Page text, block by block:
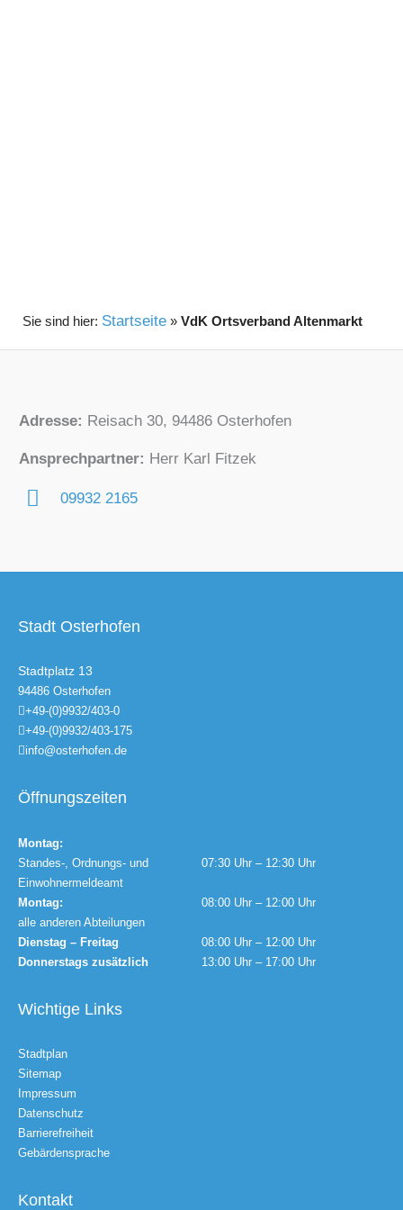
Startseite» VdK Ortsverband Altenmarkt
Adresse: Reisach 30, 94486 Osterhofen
Ansprechpartner: Herr Karl Fitzek
09932 2165
Stadt Osterhofen
Stadtplatz 13
94486 Osterhofen
+49-(0)9932/403-0
+49-(0)9932/403-175
info@osterhofen.de
Öffnungszeiten
Montag:
Standes-, Ordnungs- und
Einwohnermeldeamt
07:30 Uhr – 12:30 Uhr
Montag:
alle anderen Abteilungen
08:00 Uhr – 12:00 Uhr
Dienstag – Freitag
08:00 Uhr – 12:00 Uhr
Donnerstags zusätzlich
13:00 Uhr – 17:00 Uhr
Wichtige Links
Stadtplan
Sitemap
Impressum
Datenschutz
Barrierefreiheit
Gebärdensprache
Kontakt